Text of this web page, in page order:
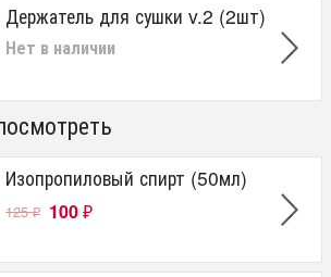
Держатель для сушки v.2 (2шт)
Нет в наличии
Изопропиловый спирт (50мл)
125₽ 100 ₽